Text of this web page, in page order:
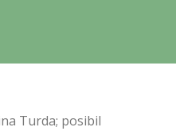
Turda; posibil